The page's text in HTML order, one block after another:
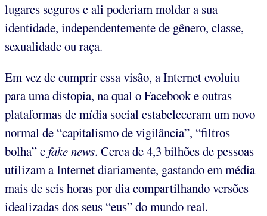
lugares seguros e ali poderiam moldar a sua
identidade, independentemente de gênero, classe,
sexualidade ou raça.
Em vez de cumprir essa visão, a Internet evoluiu
para uma distopia, na qual o Facebook e outras
plataformas de mídia social estabeleceram um novo
normal de “capitalismo de vigilância”, “filtros
bolha” efake news. Cerca de 4,3 bilhões de pessoas
utilizam a Internet diariamente, gastando em média
mais de seis horas por dia compartilhando versões
idealizadas dos seus “eus” do mundo real.